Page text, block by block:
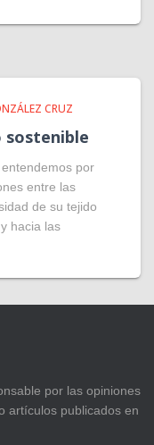
CRUZ
sostenible
por
entre las
de su tejido
hacia las
por las opiniones
artículos publicados en